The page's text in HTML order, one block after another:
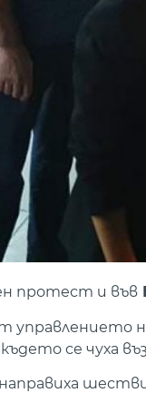
протест и във
управлението
се чуха